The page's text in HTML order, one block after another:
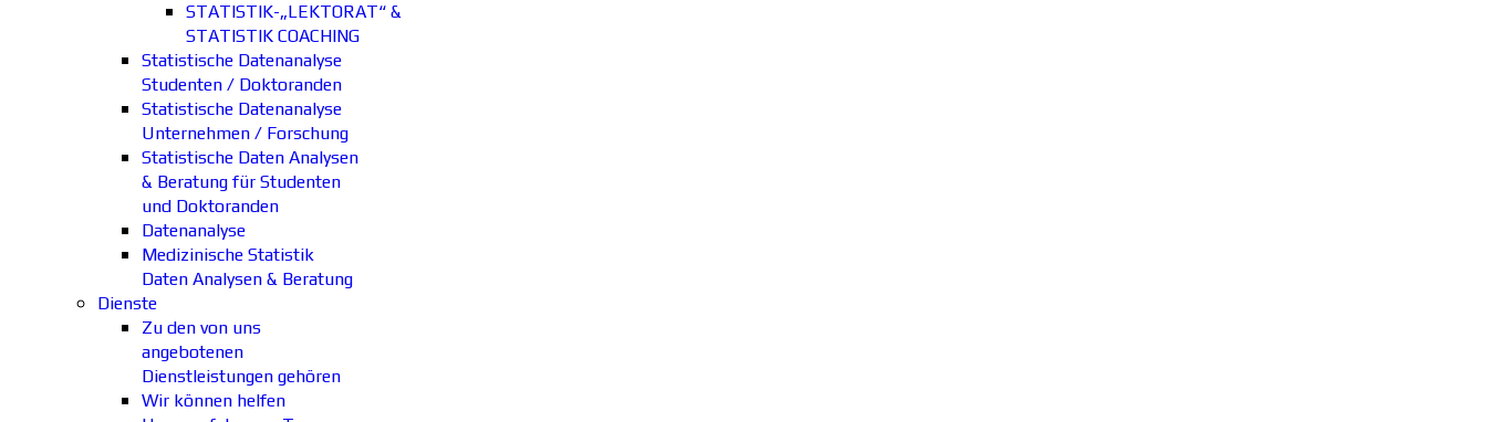
STATISTIK-„LEKTORAT“ &
STATISTIK COACHING
Statistische Datenanalyse
Studenten / Doktoranden
Statistische Datenanalyse
Unternehmen / Forschung
Statistische Daten Analysen
& Beratung für Studenten
und Doktoranden
Datenanalyse
Medizinische Statistik
Daten Analysen & Beratung
Dienste
Zu den von uns
angebotenen
Dienstleistungen gehören
Wir können helfen